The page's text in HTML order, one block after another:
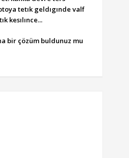
tetık geldıgınde valf
kesılınce...
bir çözüm buldunuz mu